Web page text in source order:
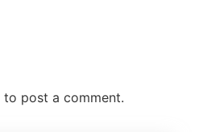
to post a comment.